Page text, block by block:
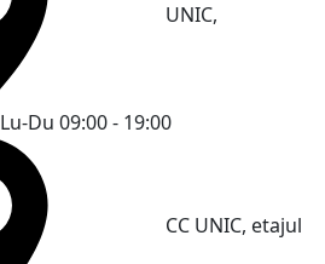
UNIC,
Lu-Du 09:00 - 19:00
CC UNIC, etajul